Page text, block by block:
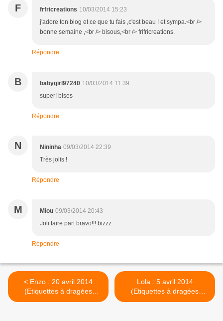
F frfricreations 10/03/2014 15:23
j'adore ton blog et ce que tu fais ,c'est beau ! et sympa.<br />
bonne semaine ,<br /> bisous,<br /> frifricreations.
Répondre
B babygirl97240 10/03/2014 11:39
super! bises
Répondre
N Nininha 09/03/2014 22:39
Très jolis !
Répondre
M Miou 09/03/2014 20:43
Joli faire part bravo!!! bizzz
Répondre
< Enzo : 20 avril 2014
(Etiquettes à dragées
Baptême)
Lola : 5 avril 2014
(Etiquettes à dragées
Baptême) >